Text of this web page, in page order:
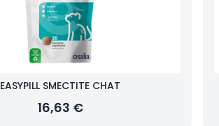
EASYPILL SMECTITE CHAT
16,63 €